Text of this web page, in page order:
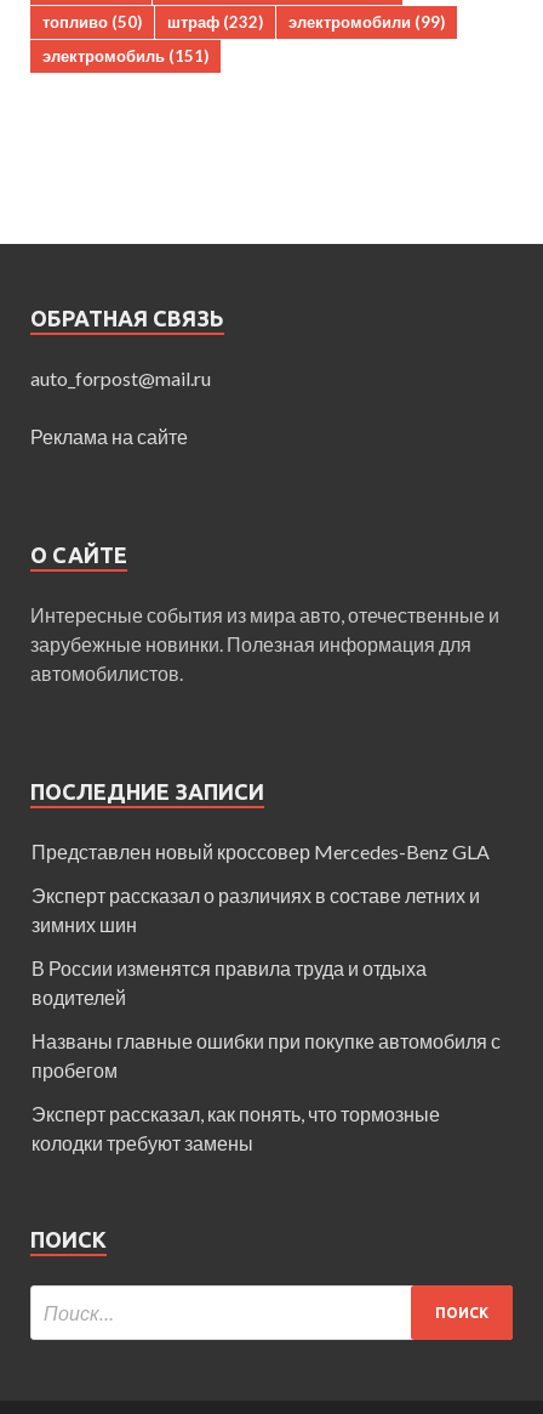
топливо (50) штраф (232) электромобили (99)
электромобиль (151)
ОБРАТНАЯ СВЯЗЬ
auto_forpost@mail.ru
Реклама на сайте
О САЙТЕ
Интересные события из мира авто, отечественные и
зарубежные новинки. Полезная информация для
автомобилистов.
ПОСЛЕДНИЕ ЗАПИСИ
Представлен новый кроссовер Mercedes-Benz GLA
Эксперт рассказал о различиях в составе летних и
зимних шин
В России изменятся правила труда и отдыха
водителей
Названы главные ошибки при покупке автомобиля с
пробегом
Эксперт рассказал, как понять, что тормозные
колодки требуют замены
ПОИСК